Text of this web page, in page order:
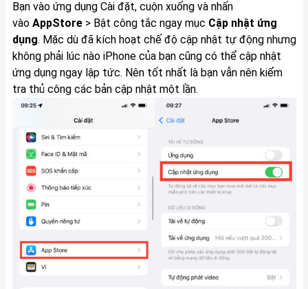
Bạn vào ứng dụng Cài đặt, cuộn xuống và nhấn
vàoAppStore> Bật công tắc ngay mục Cập nhật ứng
dụng. Mặc dù đã kích hoạt chế độ cập nhật tự động nhưng
không phải lúc nào iPhone của bạn cũng có thể cập nhật
ứng dụng ngay lập tức. Nên tốt nhất là bạn vẫn nên kiểm
tra thủ công các bản cập nhật một lần.